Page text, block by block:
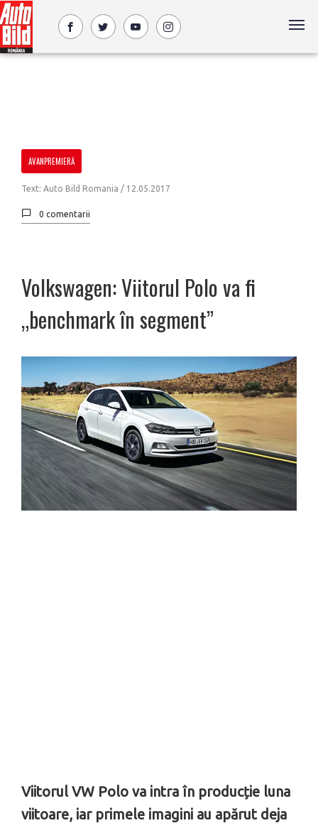
AVANPREMIERĂ
Text: Auto Bild Romania / 12.05.2017
0 comentarii
Volkswagen: Viitorul Polo va fi
„benchmark în segment”
Viitorul VW Polo va intra în producție luna
viitoare, iar primele imagini au apărut deja